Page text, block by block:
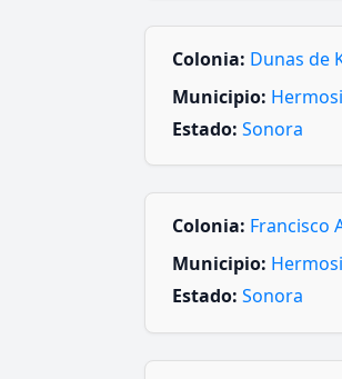
Colonia: Dunas de
Municipio:
Estado: Sonora
Colonia: Francisco
Municipio:
Estado: Sonora